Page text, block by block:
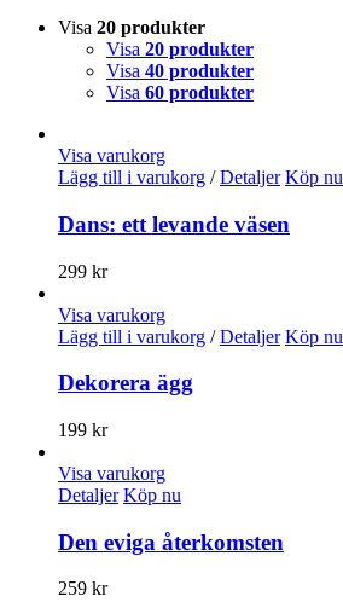
Visa 20 produkter
Visa 20 produkter
Visa 40 produkter
Visa 60 produkter
Visa varukorg
Lägg till i varukorg / Detaljer Köp nu
Dans: ett levande väsen
299 kr
Visa varukorg
Lägg till i varukorg / Detaljer Köp nu
Dekorera ägg
199 kr
Visa varukorg
Detaljer Köp nu
Den eviga återkomsten
259 kr